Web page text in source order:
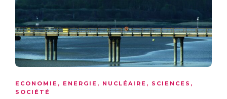
ECONOMIE , ENERGIE , NUCLÉAIRE , SCIENCES ,
SOCIÉTÉ